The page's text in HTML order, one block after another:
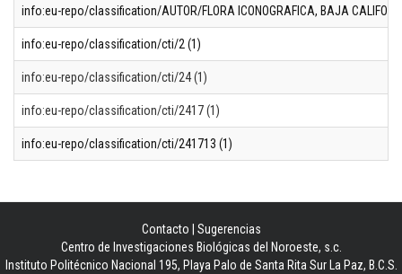
info:eu-repo/classification/AUTOR/FLORA ICONOGRAFICA, BAJA
info:eu-repo/classification/cti/2 (1)
info:eu-repo/classification/cti/24 (1)
info:eu-repo/classification/cti/2417 (1)
info:eu-repo/classification/cti/241713 (1)
Contacto
Sugerencias
Centro de Investigaciones Biológicas del Noroeste, s.c.
Instituto Politécnico Nacional 195, Playa Palo de Santa Rita Sur La Paz, B.C.S.